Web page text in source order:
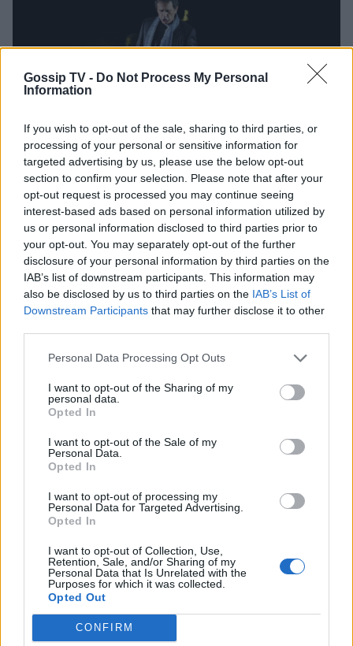
Gossip TV - Do Not Process My Personal
Information
If you wish to opt-out of the sale, sharing to third parties, or
processing of your personal or sensitive information for
targeted advertising by us, please use the below opt-out
section to confirm your selection. Please note that after your
opt-out request is processed you may continue seeing
interest-based ads based on personal information utilized by
us or personal information disclosed to third parties prior to
your opt-out. You may separately opt-out of the further
disclosure of your personal information by third parties on the
IAB’s list of downstream participants. This information may
also be disclosed by us to third parties on the IAB’s List of
Downstream Participants that may further disclose it to other
Personal Data Processing Opt Outs
I want to opt-out of the Sharing of my
personal data.
Opted In
I want to opt-out of the Sale of my
Personal Data.
Opted In
I want to opt-out of processing my
Personal Data for Targeted Advertising.
Opted In
I want to opt-out of Collection, Use,
Retention, Sale, and/or Sharing of my
Personal Data that Is Unrelated with the
Purposes for which it was collected.
Opted Out
CONFIRM
SHOWBIZ
Γιώργος Νταλάρας - «Οιδίπους Τύραννος»:
Η ζωντανή ηχογράφηση στο θέατρο της
Αρχαίας Επιδαύρου
16:45 @03-03-2026
SHOWBIZ
Γιώργος Κιμούλης: «Έχω 10 χρόνια να κάνω
τηλεόραση... Μου έγιναν προτάσεις που δεν
με κάλυπταν»